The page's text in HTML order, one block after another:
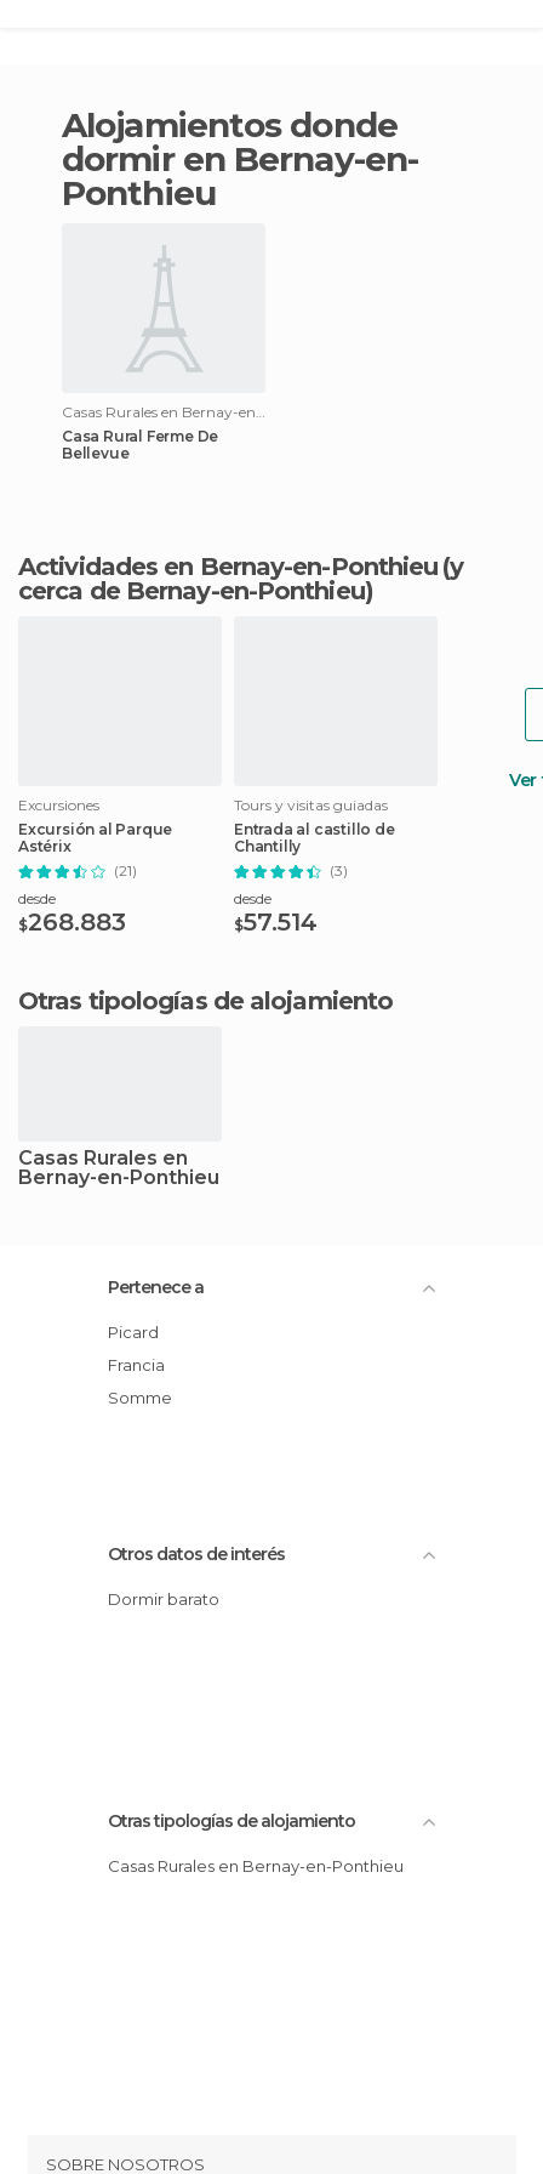
Alojamientos donde
dormir en Bernay-en-
Ponthieu
Casa Rural Ferme De
Bellevue
Actividades en Bernay-en-Ponthieu (y
cerca de Bernay-en-Ponthieu)
Excursiones
Excursión al Parque
Astérix
(21)
desde
$268.883
Tours y visitas guiadas
Entrada al castillo de
Chantilly
(3)
desde
$57.514
Otras tipologías de alojamiento
Casas Rurales en
Bernay-en-Ponthieu
Pertenece a
Picard
Francia
Somme
Otros datos de interés
Dormir barato
Otras tipologías de alojamiento
Casas Rurales en Bernay-en-Ponthieu
SOBRE NOSOTROS